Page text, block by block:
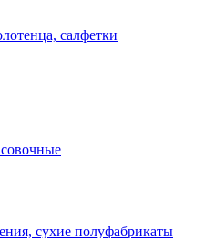
салфетки
сухие полуфабрикаты